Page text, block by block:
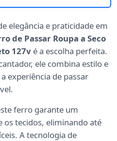
elegância e praticidade em
de Passar Roupa a Seco
127v é a escolha perfeita.
ele combina estilo e
experiência de passar
ferro garante um
os tecidos, eliminando até
A tecnologia de